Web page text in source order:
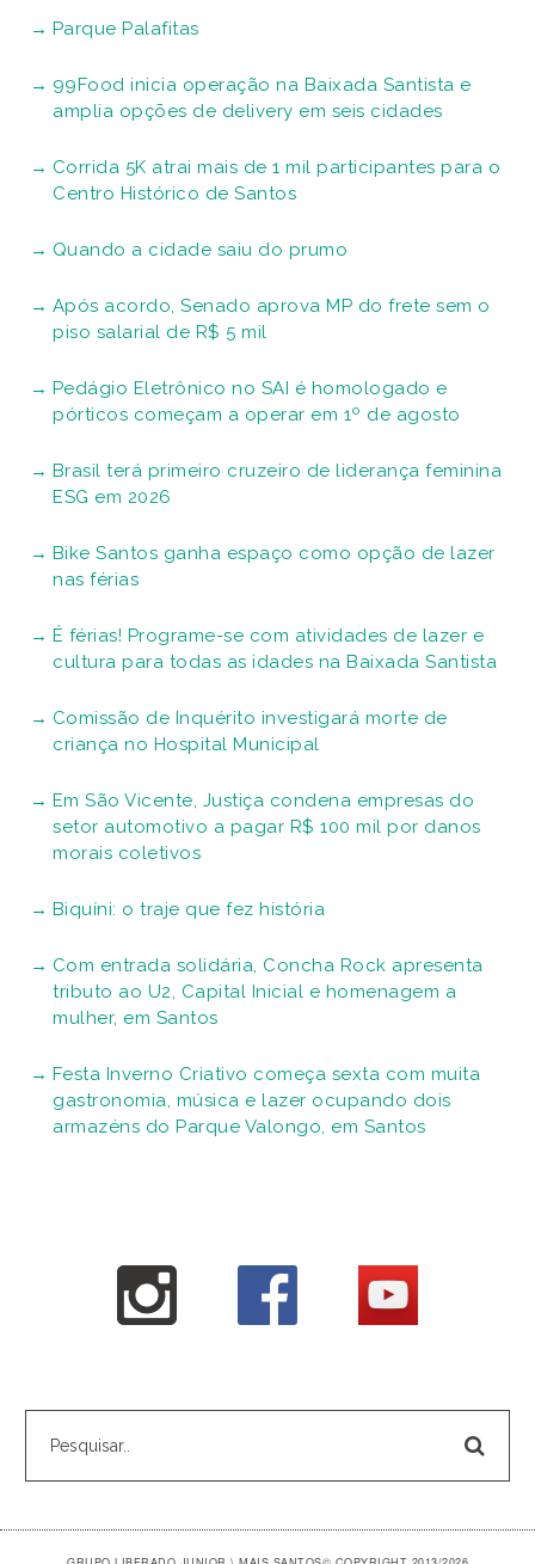
Parque Palafitas
99Food inicia operação na Baixada Santista e
amplia opções de delivery em seis cidades
Corrida 5K atrai mais de 1 mil participantes para o
Centro Histórico de Santos
Quando a cidade saiu do prumo
Após acordo, Senado aprova MP do frete sem o
piso salarial de R$ 5 mil
Pedágio Eletrônico no SAI é homologado e
pórticos começam a operar em 1º de agosto
Brasil terá primeiro cruzeiro de liderança feminina
ESG em 2026
Bike Santos ganha espaço como opção de lazer
nas férias
É férias! Programe-se com atividades de lazer e
cultura para todas as idades na Baixada Santista
Comissão de Inquérito investigará morte de
criança no Hospital Municipal
Em São Vicente, Justiça condena empresas do
setor automotivo a pagar R$ 100 mil por danos
morais coletivos
Biquíni: o traje que fez história
Com entrada solidária, Concha Rock apresenta
tributo ao U2, Capital Inicial e homenagem a
mulher, em Santos
Festa Inverno Criativo começa sexta com muita
gastronomia, música e lazer ocupando dois
armazéns do Parque Valongo, em Santos